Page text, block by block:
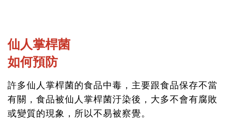
仙人掌桿菌
如何預防
許多仙人掌桿菌的食品中毒，主要跟食品保存不當
有關，食品被仙人掌桿菌汙染後，大多不會有腐敗
或變質的現象，所以不易被察覺。